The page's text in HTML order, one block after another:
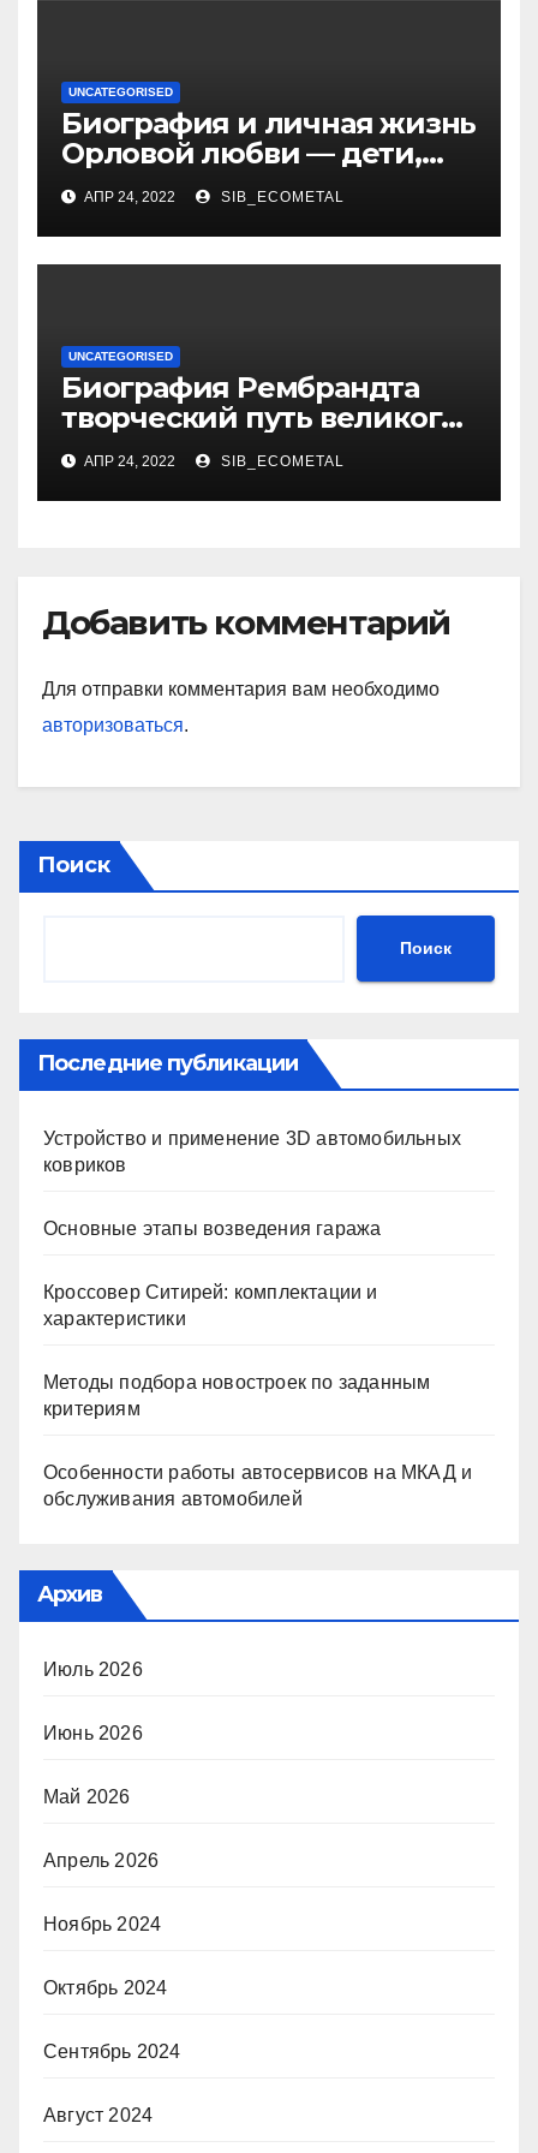
UNCATEGORISED
Биография и личная жизнь
Орловой любви — дети,
достижения, семейные
радости
АПР 24, 2022 SIB_ECOMETAL
UNCATEGORISED
Биография Рембрандта
творческий путь великого
художника
АПР 24, 2022 SIB_ECOMETAL
Добавить комментарий
Для отправки комментария вам необходимо
авторизоваться.
Поиск
Поиск
Последние публикации
Устройство и применение 3D автомобильных
ковриков
Основные этапы возведения гаража
Кроссовер Ситирей: комплектации и
характеристики
Методы подбора новостроек по заданным
критериям
Особенности работы автосервисов на МКАД и
обслуживания автомобилей
Архив
Июль 2026
Июнь 2026
Май 2026
Апрель 2026
Ноябрь 2024
Октябрь 2024
Сентябрь 2024
Август 2024